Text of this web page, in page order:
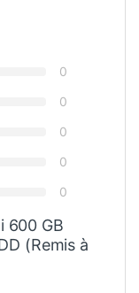
0
0
0
0
0
600 GB
(Remis à